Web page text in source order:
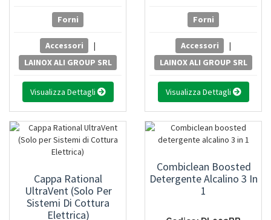
Forni
Accessori
|
LAINOX ALI GROUP SRL
Visualizza Dettagli
Forni
Accessori
|
LAINOX ALI GROUP SRL
Visualizza Dettagli
Cappa Rational
UltraVent (Solo Per
Sistemi Di Cottura
Elettrica)
Combiclean Boosted
Detergente Alcalino 3 In
1